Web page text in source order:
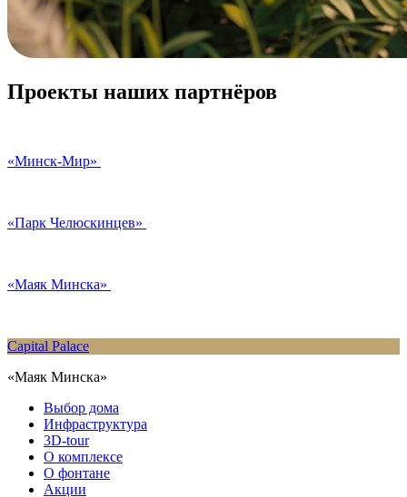
Проекты наших партнёров
«Минск-Мир»
«Парк Челюскинцев»
«Маяк Минска»
Capital Palace
«Маяк Минска»
Выбор дома
Инфраструктура
3D-tour
О комплексе
О фонтане
Акции